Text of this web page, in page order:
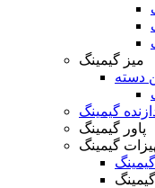
میز گیمینگ
دسته
گیمینگ
پاور گیمینگ
گیمینگ